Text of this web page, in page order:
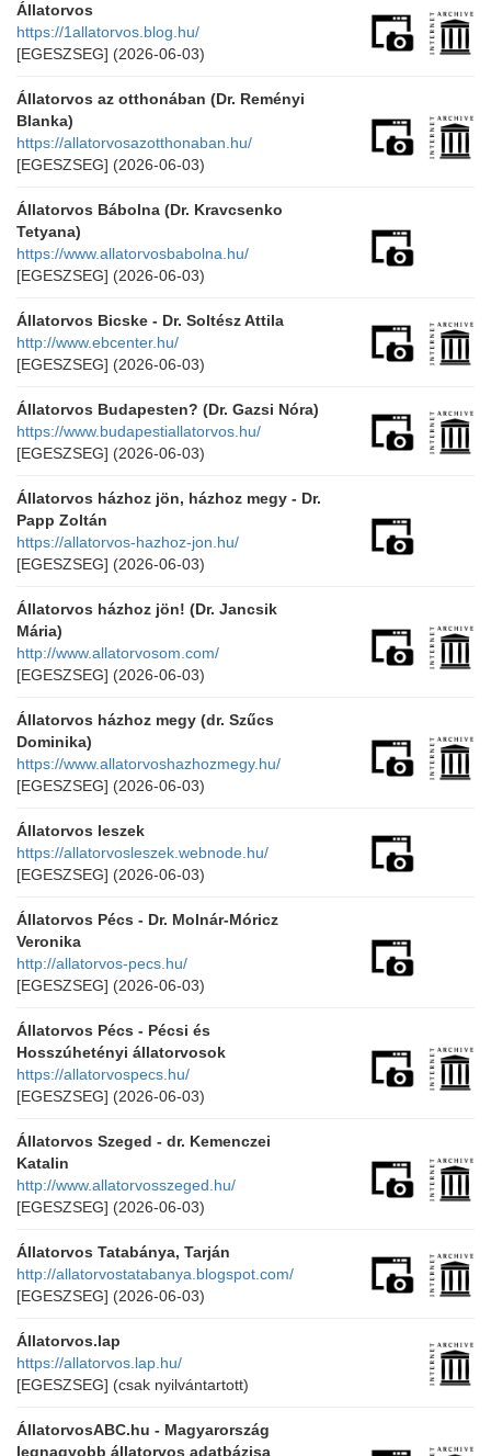
Állatorvos
https://1allatorvos.blog.hu/
[EGESZSEG] (2026-06-03)
Állatorvos az otthonában (Dr. Reményi
Blanka)
https://allatorvosazotthonaban.hu/
[EGESZSEG] (2026-06-03)
Állatorvos Bábolna (Dr. Kravcsenko
Tetyana)
https://www.allatorvosbabolna.hu/
[EGESZSEG] (2026-06-03)
Állatorvos Bicske - Dr. Soltész Attila
http://www.ebcenter.hu/
[EGESZSEG] (2026-06-03)
Állatorvos Budapesten? (Dr. Gazsi Nóra)
https://www.budapestiallatorvos.hu/
[EGESZSEG] (2026-06-03)
Állatorvos házhoz jön, házhoz megy - Dr.
Papp Zoltán
https://allatorvos-hazhoz-jon.hu/
[EGESZSEG] (2026-06-03)
Állatorvos házhoz jön! (Dr. Jancsik
Mária)
http://www.allatorvosom.com/
[EGESZSEG] (2026-06-03)
Állatorvos házhoz megy (dr. Szűcs
Dominika)
https://www.allatorvoshazhozmegy.hu/
[EGESZSEG] (2026-06-03)
Állatorvos leszek
https://allatorvosleszek.webnode.hu/
[EGESZSEG] (2026-06-03)
Állatorvos Pécs - Dr. Molnár-Móricz
Veronika
http://allatorvos-pecs.hu/
[EGESZSEG] (2026-06-03)
Állatorvos Pécs - Pécsi és
Hosszúhetényi állatorvosok
https://allatorvospecs.hu/
[EGESZSEG] (2026-06-03)
Állatorvos Szeged - dr. Kemenczei
Katalin
http://www.allatorvosszeged.hu/
[EGESZSEG] (2026-06-03)
Állatorvos Tatabánya, Tarján
http://allatorvostatabanya.blogspot.com/
[EGESZSEG] (2026-06-03)
Állatorvos.lap
https://allatorvos.lap.hu/
[EGESZSEG] (csak nyilvántartott)
ÁllatorvosABC.hu - Magyarország
legnagyobb állatorvos adatbázisa